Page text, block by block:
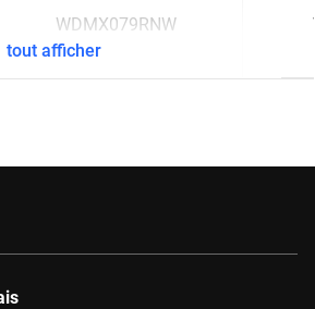
WDMX079RNW
tout afficher